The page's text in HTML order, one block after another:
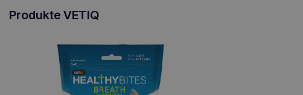
Produkte VETIQ